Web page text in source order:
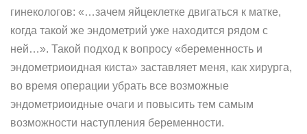
гинекологов: «…зачем яйцеклетке двигаться к матке,
когда такой же эндометрий уже находится рядом с
ней…». Такой подход к вопросу «беременность и
эндометриоидная киста» заставляет меня, как хирурга,
во время операции убрать все возможные
эндометриоидные очаги и повысить тем самым
возможности наступления беременности.